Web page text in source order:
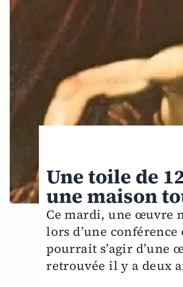
Une toile de
une maison
Ce mardi, une œuvre
lors d’une
pourrait s’agir d’une
retrouvée il y a deux